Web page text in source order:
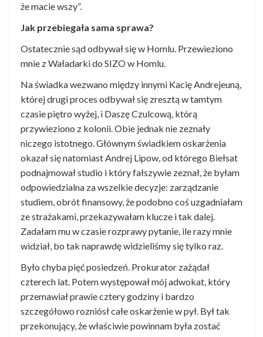
że macie wszy”.
Jak przebiegała sama sprawa?
Ostatecznie sąd odbywał się w Homlu. Przewieziono
mnie z Waładarki do SIZO w Homlu.
Na świadka wezwano między innymi Kacię Andrejeuną,
której drugi proces odbywał się zresztą w tamtym
czasie piętro wyżej, i Daszę Czulcową, którą
przywieziono z kolonii. Obie jednak nie zeznały
niczego istotnego. Głównym świadkiem oskarżenia
okazał się natomiast Andrej Lipow, od którego Biełsat
podnajmował studio i który fałszywie zeznał, że byłam
odpowiedzialna za wszelkie decyzje: zarządzanie
studiem, obrót finansowy, że podobno coś uzgadniałam
ze strażakami, przekazywałam klucze i tak dalej.
Zadałam mu w czasie rozprawy pytanie, ile razy mnie
widział, bo tak naprawdę widzieliśmy się tylko raz.
Było chyba pięć posiedzeń. Prokurator zażądał
czterech lat. Potem występował mój adwokat, który
przemawiał prawie cztery godziny i bardzo
szczegółowo rozniósł całe oskarżenie w pył. Był tak
przekonujący, że właściwie powinnam była zostać